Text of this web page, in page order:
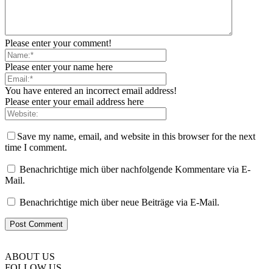
Please enter your comment!
Please enter your name here
You have entered an incorrect email address!
Please enter your email address here
Save my name, email, and website in this browser for the next
time I comment.
Benachrichtige mich über nachfolgende Kommentare via E-
Mail.
Benachrichtige mich über neue Beiträge via E-Mail.
ABOUT US